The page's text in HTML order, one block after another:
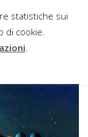
statistiche sui
di cookie.